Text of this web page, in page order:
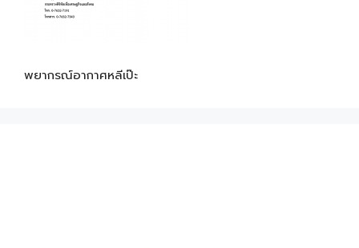
พยากรณ์อากาศหลีเป๊ะ